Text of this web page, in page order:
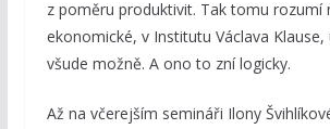
z poměru produktivit. Tak tomu rozumí
ekonomické, v Institutu Václava Klause,
všude možně. A ono to zní logicky.
Až na včerejším semináři Ilony